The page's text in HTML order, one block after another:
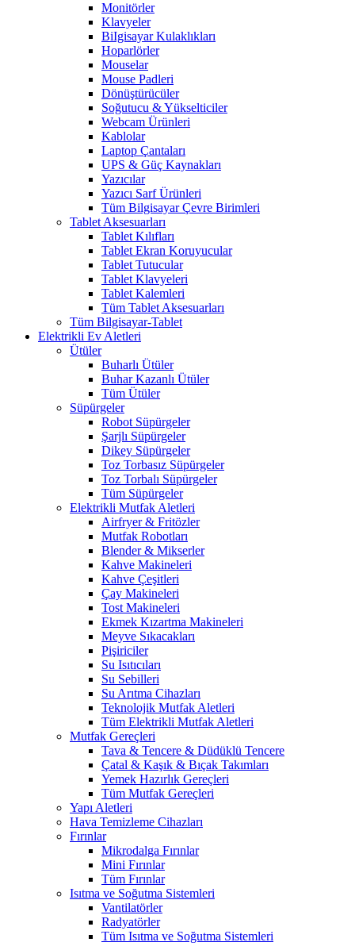
Monitörler
Klavyeler
BiIgisayar Kulaklıkları
Hoparlörler
Mouselar
Mouse Padleri
Dönüştürücüler
Soğutucu & Yükselticiler
Webcam Ürünleri
Kablolar
Laptop Çantaları
UPS & Güç Kaynakları
Yazıcılar
Yazıcı Sarf Ürünleri
Tüm Bilgisayar Çevre Birimleri
Tablet Aksesuarları
Tablet Kılıfları
Tablet Ekran Koruyucular
Tablet Tutucular
Tablet Klavyeleri
Tablet Kalemleri
Tüm Tablet Aksesuarları
Tüm Bilgisayar-Tablet
Elektrikli Ev Aletleri
Ütüler
Buharlı Ütüler
Buhar Kazanlı Ütüler
Tüm Ütüler
Süpürgeler
Robot Süpürgeler
Şarjlı Süpürgeler
Dikey Süpürgeler
Toz Torbasız Süpürgeler
Toz Torbalı Süpürgeler
Tüm Süpürgeler
Elektrikli Mutfak Aletleri
Airfryer & Fritözler
Mutfak Robotları
Blender & Mikserler
Kahve Makineleri
Kahve Çeşitleri
Çay Makineleri
Tost Makineleri
Ekmek Kızartma Makineleri
Meyve Sıkacakları
Pişiriciler
Su Isıtıcıları
Su Sebilleri
Su Arıtma Cihazları
Teknolojik Mutfak Aletleri
Tüm Elektrikli Mutfak Aletleri
Mutfak Gereçleri
Tava & Tencere & Düdüklü Tencere
Çatal & Kaşık & Bıçak Takımları
Yemek Hazırlık Gereçleri
Tüm Mutfak Gereçleri
Yapı Aletleri
Hava Temizleme Cihazları
Fırınlar
Mikrodalga Fırınlar
Mini Fırınlar
Tüm Fırınlar
Isıtma ve Soğutma Sistemleri
Vantilatörler
Radyatörler
Tüm Isıtma ve Soğutma Sistemleri